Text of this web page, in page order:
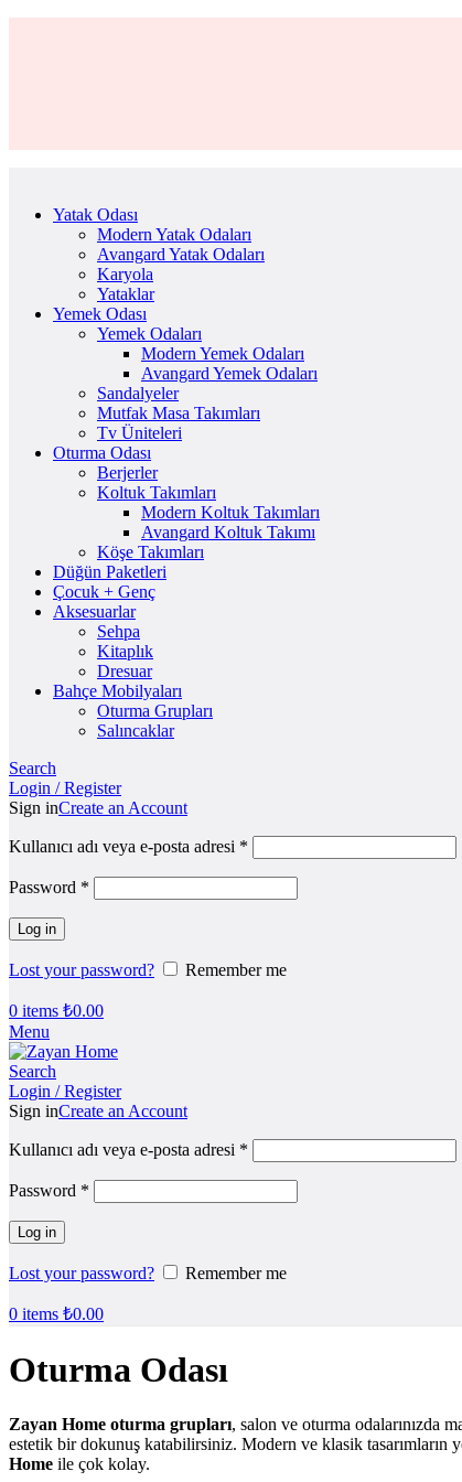
Yatak Odası
Modern Yatak Odaları
Avangard Yatak Odaları
Karyola
Yataklar
Yemek Odası
Yemek Odaları
Modern Yemek Odaları
Avangard Yemek Odaları
Sandalyeler
Mutfak Masa Takımları
Tv Üniteleri
Oturma Odası
Berjerler
Koltuk Takımları
Modern Koltuk Takımları
Avangard Koltuk Takımı
Köşe Takımları
Düğün Paketleri
Çocuk + Genç
Aksesuarlar
Sehpa
Kitaplık
Dresuar
Bahçe Mobilyaları
Oturma Grupları
Salıncaklar
Search
Login / Register
Sign inCreate an Account
Kullanıcı adı veya e-posta adresi *
Password *
Log in
Lost your password? Remember me
0 items ₺0.00
Menu
Search
Login / Register
Sign inCreate an Account
Kullanıcı adı veya e-posta adresi *
Password *
Log in
Lost your password? Remember me
0 items ₺0.00
Oturma Odası
Zayan Home oturma grupları, salon ve oturma odalarınızda
estetik bir dokunuş katabilirsiniz. Modern ve klasik tasarımların
Home ile çok kolay.